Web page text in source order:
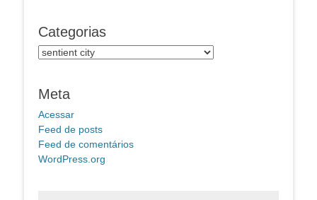
Categorias
Categorias
Meta
Acessar
Feed de posts
Feed de comentários
WordPress.org